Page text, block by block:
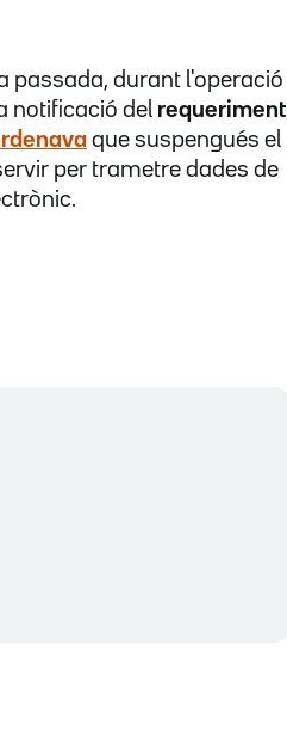
passada, durant l'operació
notificació del requeriment
que suspengués el
per trametre dades de